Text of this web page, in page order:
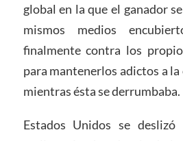
global en la que el ganador
mismos medios
finalmente contra los
para mantenerlos adictos a
mientras ésta se derrumbaba.
Estados Unidos se